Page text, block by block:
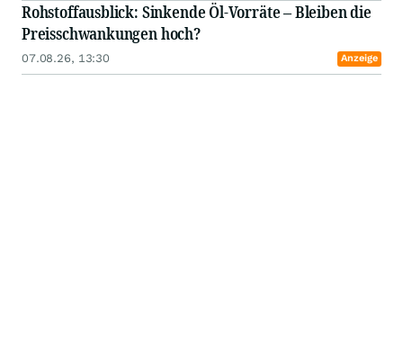
Rohstoffausblick: Sinkende Öl-Vorräte – Bleiben die
Preisschwankungen hoch?
07.08.26, 13:30 Anzeige